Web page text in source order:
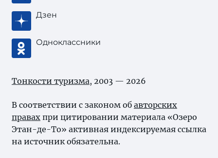
Дзен
Одноклассники
Тонкости туризма, 2003 — 2026
В соответствии с законом об авторских
правах при цитировании материала «Озеро
Этан-де-То» активная индексируемая ссылка
на источник обязательна.